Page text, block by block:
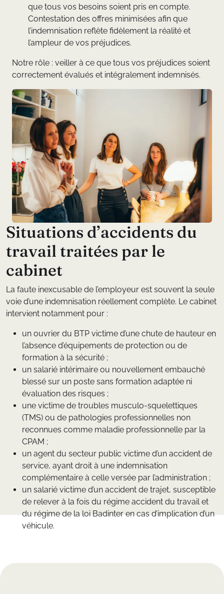
que tous vos besoins soient pris en compte.
Contestation des offres minimisées afin que
l’indemnisation reflète fidèlement la réalité et
l’ampleur de vos préjudices.
Notre rôle : veiller à ce que tous vos préjudices soient
correctement évalués et intégralement indemnisés.
Situations d’accidents du
travail traitées par le
cabinet
La faute inexcusable de l’employeur est souvent la seule
voie d’une indemnisation réellement complète. Le cabinet
intervient notamment pour :
un ouvrier du BTP victime d’une chute de hauteur en
l’absence d’équipements de protection ou de
formation à la sécurité ;
un salarié intérimaire ou nouvellement embauché
blessé sur un poste sans formation adaptée ni
évaluation des risques ;
une victime de troubles musculo-squelettiques
(TMS) ou de pathologies professionnelles non
reconnues comme maladie professionnelle par la
CPAM ;
un agent du secteur public victime d’un accident de
service, ayant droit à une indemnisation
complémentaire à celle versée par l’administration ;
un salarié victime d’un accident de trajet, susceptible
de relever à la fois du régime accident du travail et
du régime de la loi Badinter en cas d’implication d’un
véhicule.